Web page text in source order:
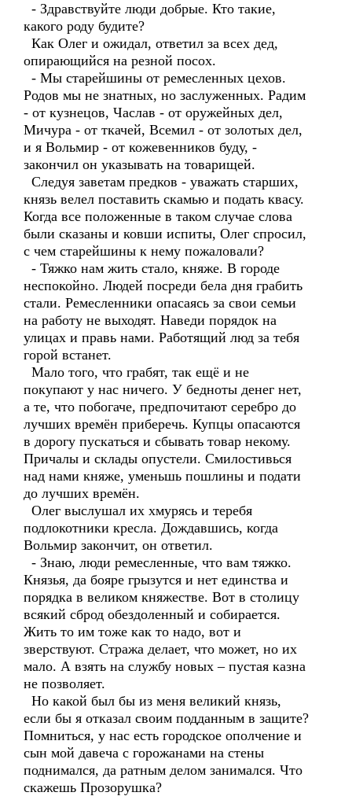
- Здравствуйте люди добрые. Кто такие,
какого роду будите?
Как Олег и ожидал, ответил за всех дед,
опирающийся на резной посох.
- Мы старейшины от ремесленных цехов.
Родов мы не знатных, но заслуженных. Радим
- от кузнецов, Часлав - от оружейных дел,
Мичура - от ткачей, Всемил - от золотых дел,
и я Вольмир - от кожевенников буду, -
закончил он указывать на товарищей.
Следуя заветам предков - уважать старших,
князь велел поставить скамью и подать квасу.
Когда все положенные в таком случае слова
были сказаны и ковши испиты, Олег спросил,
с чем старейшины к нему пожаловали?
- Тяжко нам жить стало, княже. В городе
неспокойно. Людей посреди бела дня грабить
стали. Ремесленники опасаясь за свои семьи
на работу не выходят. Наведи порядок на
улицах и правь нами. Работящий люд за тебя
горой встанет.
Мало того, что грабят, так ещё и не
покупают у нас ничего. У бедноты денег нет,
а те, что побогаче, предпочитают серебро до
лучших времён приберечь. Купцы опасаются
в дорогу пускаться и сбывать товар некому.
Причалы и склады опустели. Смилостивься
над нами княже, уменьшь пошлины и подати
до лучших времён.
Олег выслушал их хмурясь и теребя
подлокотники кресла. Дождавшись, когда
Вольмир закончит, он ответил.
- Знаю, люди ремесленные, что вам тяжко.
Князья, да бояре грызутся и нет единства и
порядка в великом княжестве. Вот в столицу
всякий сброд обездоленный и собирается.
Жить то им тоже как то надо, вот и
зверствуют. Стража делает, что может, но их
мало. А взять на службу новых – пустая казна
не позволяет.
Но какой был бы из меня великий князь,
если бы я отказал своим подданным в защите?
Помниться, у нас есть городское ополчение и
сын мой давеча с горожанами на стены
поднимался, да ратным делом занимался. Что
скажешь Прозорушка?